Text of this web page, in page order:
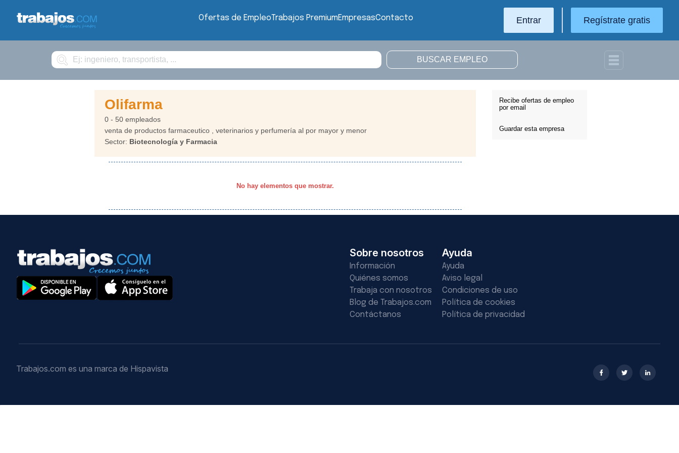
Ofertas de EmpleoTrabajos PremiumEmpresasContacto Entrar Regístrate gratis
Buscar
Recibe ofertas de empleo
por email
Guardar esta empresa
Olifarma
0 - 50 empleados
venta de productos farmaceutico , veterinarios y perfumería al por mayor y menor
Sector: Biotecnología y Farmacia
No hay elementos que mostrar.
Sobre nosotros
Información
Quiénes somos
Trabaja con nosotros
Blog de Trabajos.com
Contáctanos
Ayuda
Ayuda
Aviso legal
Condiciones de uso
Política de cookies
Política de privacidad
Trabajos.com es una marca de Hispavista